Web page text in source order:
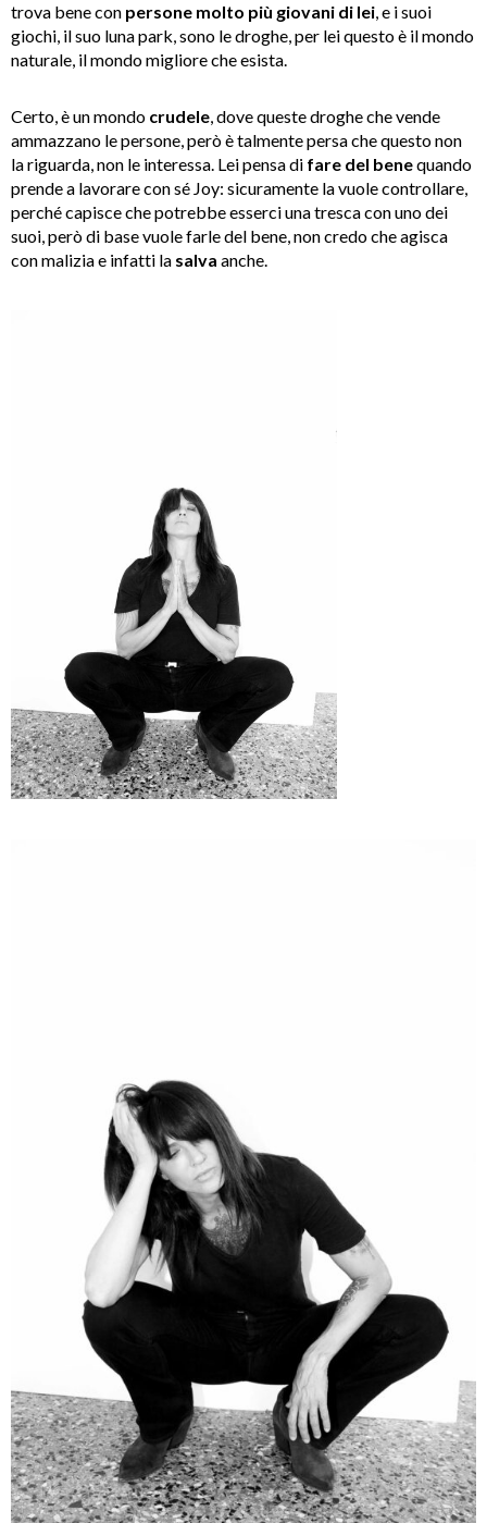
trova bene con persone molto più giovani di lei, e i suoi
giochi, il suo luna park, sono le droghe, per lei questo è il mondo
naturale, il mondo migliore che esista.
Certo, è un mondo crudele, dove queste droghe che vende
ammazzano le persone, però è talmente persa che questo non
la riguarda, non le interessa. Lei pensa di fare del benequando
prende a lavorare con sé Joy: sicuramente la vuole controllare,
perché capisce che potrebbe esserci una tresca con uno dei
suoi, però di base vuole farle del bene, non credo che agisca
con malizia e infatti la salva anche.